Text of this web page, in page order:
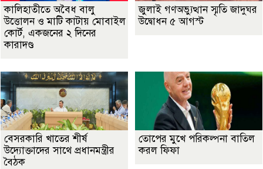
কালিহাতীতে অবৈধ বালু
উত্তোলন ও মাটি কাটায় মোবাইল
কোর্ট, একজনের ২ দিনের
কারাদণ্ড
জুলাই গণঅভ্যুত্থান স্মৃতি জাদুঘর
উদ্বোধন ৫ আগস্ট
বেসরকারি খাতের শীর্ষ
উদ্যোক্তাদের সাথে প্রধানমন্ত্রীর
বৈঠক
তোপের মুখে পরিকল্পনা বাতিল
করল ফিফা